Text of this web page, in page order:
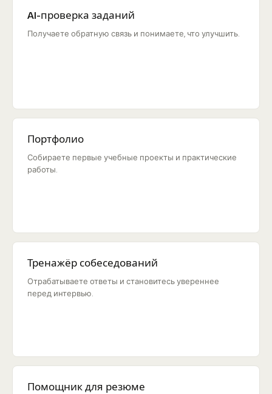
AI-проверка заданий
Получаете обратную связь и понимаете, что улучшить.
Портфолио
Собираете первые учебные проекты и практические
работы.
Тренажёр собеседований
Отрабатываете ответы и становитесь увереннее
перед интервью.
Помощник для резюме